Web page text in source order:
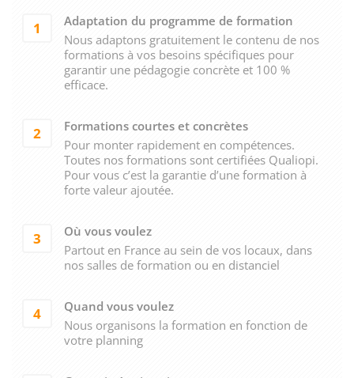
1
Adaptation du programme de formation
Nous adaptons gratuitement le contenu de nos
formations à vos besoins spécifiques pour
garantir une pédagogie concrète et 100 %
efficace.
2
Formations courtes et concrètes
Pour monter rapidement en compétences.
Toutes nos formations sont certifiées Qualiopi.
Pour vous c’est la garantie d’une formation à
forte valeur ajoutée.
3
Où vous voulez
Partout en France au sein de vos locaux, dans
nos salles de formation ou en distanciel
4
Quand vous voulez
Nous organisons la formation en fonction de
votre planning